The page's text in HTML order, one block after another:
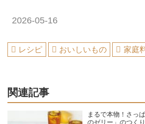
2026-05-16
レシピ おいしいもの 家庭
関連記事
まるで本物！さっ
のゼリー」のつく